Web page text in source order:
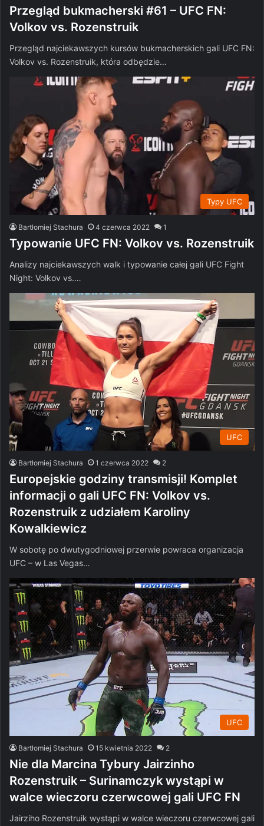
Przegląd bukmacherski #61 – UFC FN:
Volkov vs. Rozenstruik
Przegląd najciekawszych kursów bukmacherskich gali UFC FN:
Volkov vs. Rozenstruik, która odbędzie…
Typy UFC
Bartłomiej Stachura 4 czerwca 2022 1
Typowanie UFC FN: Volkov vs. Rozenstruik
Analizy najciekawszych walk i typowanie całej gali UFC Fight
Night: Volkov vs.…
UFC
Bartłomiej Stachura 1 czerwca 2022 2
Europejskie godziny transmisji! Komplet
informacji o gali UFC FN: Volkov vs.
Rozenstruik z udziałem Karoliny
Kowalkiewicz
W sobotę po dwutygodniowej przerwie powraca organizacja
UFC – w Las Vegas…
UFC
Bartłomiej Stachura 15 kwietnia 2022 2
Nie dla Marcina Tybury Jairzinho
Rozenstruik – Surinamczyk wystąpi w
walce wieczoru czerwcowej gali UFC FN
Jairziho Rozenstruik wystąpi w walce wieczoru czerwcowej gali